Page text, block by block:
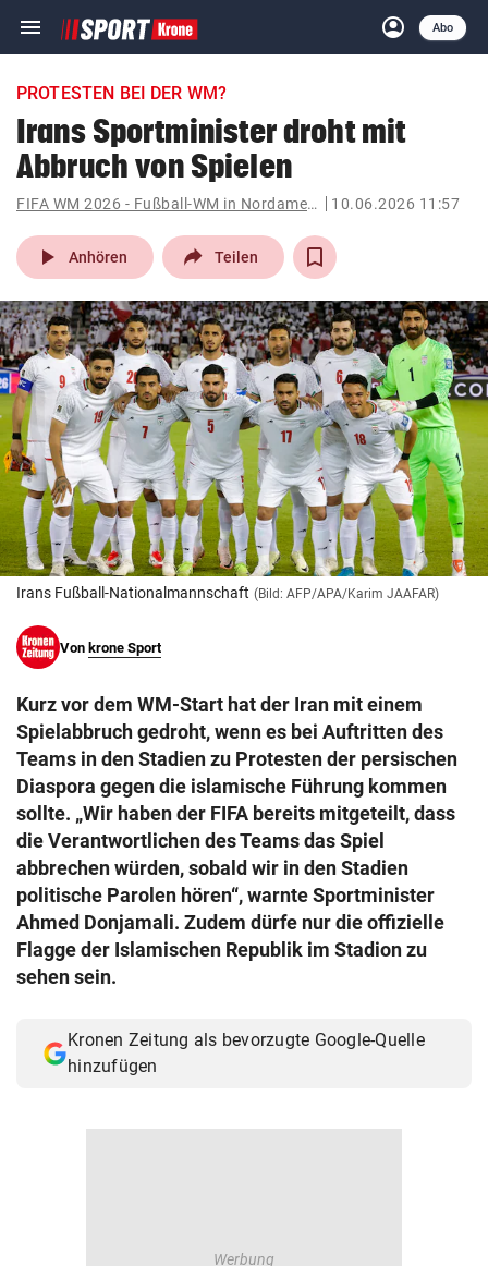
menu Navigation
ein-/ausklappen
account_circle
Anmelden
Abo
close Schließen
account_circle Anmelden
pin_drop
Wien arrow_right
bookmark
search
Suchbegriff
eingeben
© Krone Multimedia GmbH & Co KG 2026
Muthgasse 2, 1190 Wien
PROTESTEN BEI DER WM?
Irans Sportminister droht mit
Abbruch von Spielen
FIFA WM 2026 - Fußball-WM in Nordamerika 10.06.2026 11:57
play_arrow Anhören Teilen
Irans Fußball-Nationalmannschaft (Bild: AFP/APA/Karim JAAFAR)
Von krone Sport
Kurz vor dem WM-Start hat der Iran mit einem
Spielabbruch gedroht, wenn es bei Auftritten des
Teams in den Stadien zu Protesten der persischen
Diaspora gegen die islamische Führung kommen
sollte. „Wir haben der FIFA bereits mitgeteilt, dass
die Verantwortlichen des Teams das Spiel
abbrechen würden, sobald wir in den Stadien
politische Parolen hören“, warnte Sportminister
Ahmed Donjamali. Zudem dürfe nur die offizielle
Flagge der Islamischen Republik im Stadion zu
sehen sein.
Kronen Zeitung als bevorzugte Google-Quelle
hinzufügen